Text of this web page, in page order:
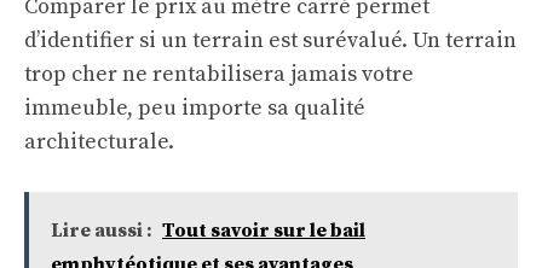
Comparer le prix au mètre carré permet
d’identifier si un terrain est surévalué. Un terrain
trop cher ne rentabilisera jamais votre
immeuble, peu importe sa qualité
architecturale.
Lire aussi : Tout savoir sur le bail